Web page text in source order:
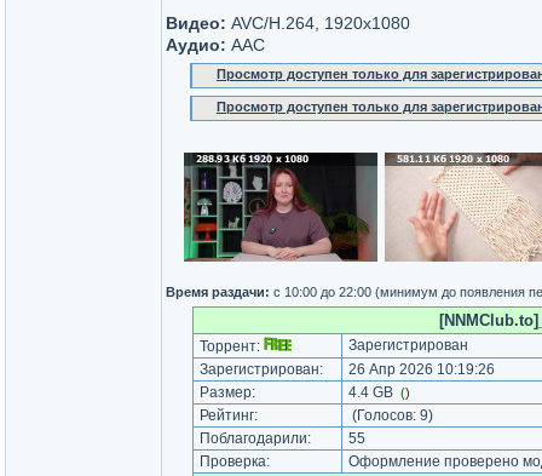
Видео: AVC/H.264, 1920x1080
Аудио: AAC
Просмотр доступен только для
Просмотр доступен только для
Время раздачи: с 10:00 до 22:00 (минимум до появления
Торрент:
Зарегистрирован
Зарегистрирован:
26 Апр 2026 10:19:26
Размер:
4.4 GB ()
Рейтинг: (Голосов: 9)
Поблагодарили:
55
Проверка:
Оформление проверено